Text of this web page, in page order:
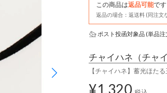
この商品は返品可能です
返品の場合：返送料 (同注文
ポスト投函対象品 (単品注
チャイハネ （チャ
【チャイハネ】蓄光ほた
¥1,320